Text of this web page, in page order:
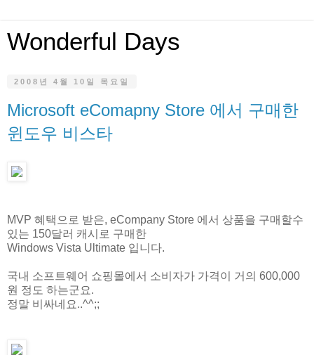
Wonderful Days
2008년 4월 10일 목요일
Microsoft eComapny Store 에서 구매한
윈도우 비스타
MVP 혜택으로 받은, eCompany Store 에서 상품을 구매할수
있는 150달러 캐시로 구매한
Windows Vista Ultimate 입니다.
국내 소프트웨어 쇼핑몰에서 소비자가 가격이 거의 600,000
원 정도 하는군요.
정말 비싸네요..^^;;